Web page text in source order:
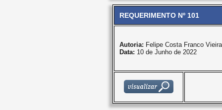
REQUERIMENTO Nº 101
Autoria: Felipe Costa Franco Vieira
Data: 10 de Junho de 2022